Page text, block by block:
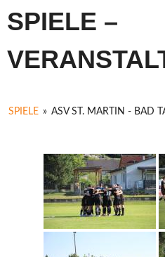
SPIELE –
SPIELE » ASV ST. MARTIN - BAD